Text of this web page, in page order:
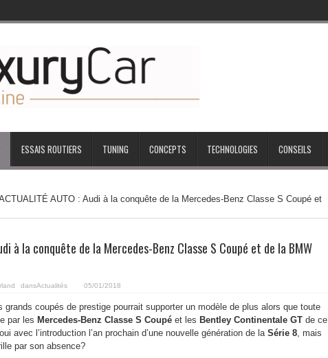
ESSAIS ROUTIERS TUNING CONCEPTS TECHNOLOGIES CONSEILS
AUTO : Audi à la conquête de la Mercedes-Benz Classe S Coupé et
à la conquête de la Mercedes-Benz Classe S Coupé et de la BMW
dansActualités 05/01/2018
grands coupés de prestige pourrait supporter un modèle de plus alors que toute
par les Mercedes-Benz Classe S Coupé et les Bentley Continentale GT de ce
avec l’introduction l’an prochain d’une nouvelle génération de la Série 8, mais
par son absence?